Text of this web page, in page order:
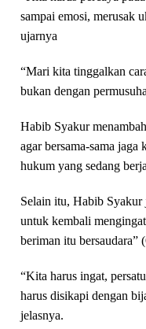
sampai emosi, merusak
ujarnya
“Mari kita tinggalkan
bukan dengan
Habib Syakur
agar bersama-sama jaga
hukum yang sedang
Selain itu, Habib Syakur
untuk kembali
beriman itu
“Kita harus ingat,
harus disikapi dengan
jelasnya.